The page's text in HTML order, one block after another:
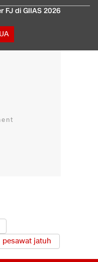
FJ di GIIAS 2026
pesawat jatuh